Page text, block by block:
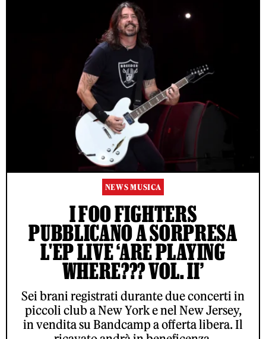
NEWS MUSICA
I FOO FIGHTERS
PUBBLICANO A SORPRESA
L'EP LIVE ‘ARE PLAYING
WHERE??? VOL. II’
Sei brani registrati durante due concerti in
piccoli club a New York e nel New Jersey,
in vendita su Bandcamp a offerta libera. Il